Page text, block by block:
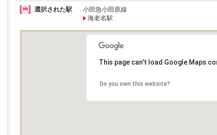
選択された駅
小田急小田原線
海老名駅
This page can't load Google Maps
Do you own this website?